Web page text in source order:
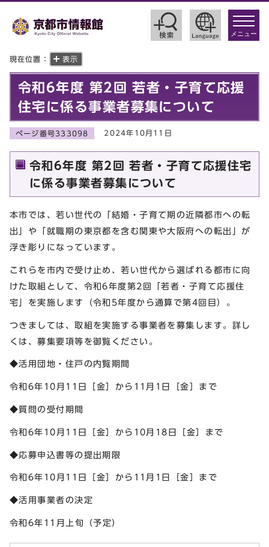
toggle
メニュー
現在位置： 表示
令和6年度 第2回 若者・子育て応援
住宅に係る事業者募集について
ページ番号333098 2024年10月11日
令和6年度 第2回 若者・子育て応援住宅
に係る事業者募集について
本市では、若い世代の「結婚・子育て期の近隣都市への転
出」や「就職期の東京都を含む関東や大阪府への転出」が
浮き彫りになっています。
これらを市内で受け止め、若い世代から選ばれる都市に向
けた取組として、令和6年度第2回「若者・子育て応援住
宅」を実施します（令和5年度から通算で第4回目）。
つきましては、取組を実施する事業者を募集します。詳し
くは、募集要項等を御覧ください。
◆活用団地・住戸の内覧期間
令和6年10月11日［金］から11月1日［金］まで
◆質問の受付期間
令和6年10月11日［金］から10月18日［金］まで
◆応募申込書等の提出期限
令和6年10月11日［金］から11月1日［金］まで
◆活用事業者の決定
令和6年11月上旬（予定）